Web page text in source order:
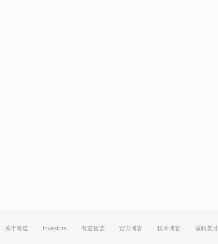
关于有道 Investors 有道智选 官方博客 技术博客 诚聘英才